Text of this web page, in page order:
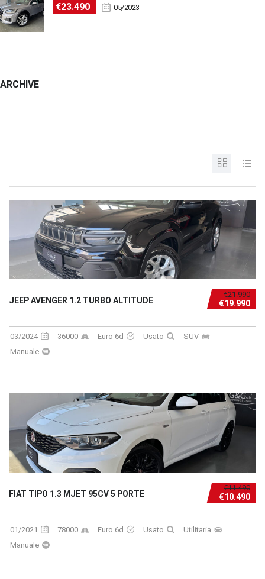
€23.490 05/2023
ARCHIVE
€21.990
€19.990
JEEP AVENGER 1.2 TURBO ALTITUDE
03/2024 36000 Euro 6d Usato
SUV
Manuale
€11.490
€10.490
FIAT TIPO 1.3 MJET 95CV 5 PORTE
01/2021 78000 Euro 6d Usato
Utilitaria
Manuale